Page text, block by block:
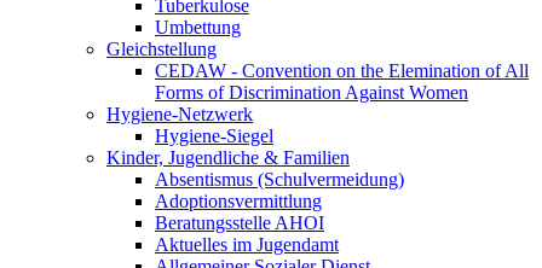
Tuberkulose
Umbettung
Gleichstellung
CEDAW - Convention on the Elemination of All
Forms of Discrimination Against Women
Hygiene-Netzwerk
Hygiene-Siegel
Kinder, Jugendliche & Familien
Absentismus (Schulvermeidung)
Adoptionsvermittlung
Beratungsstelle AHOI
Aktuelles im Jugendamt